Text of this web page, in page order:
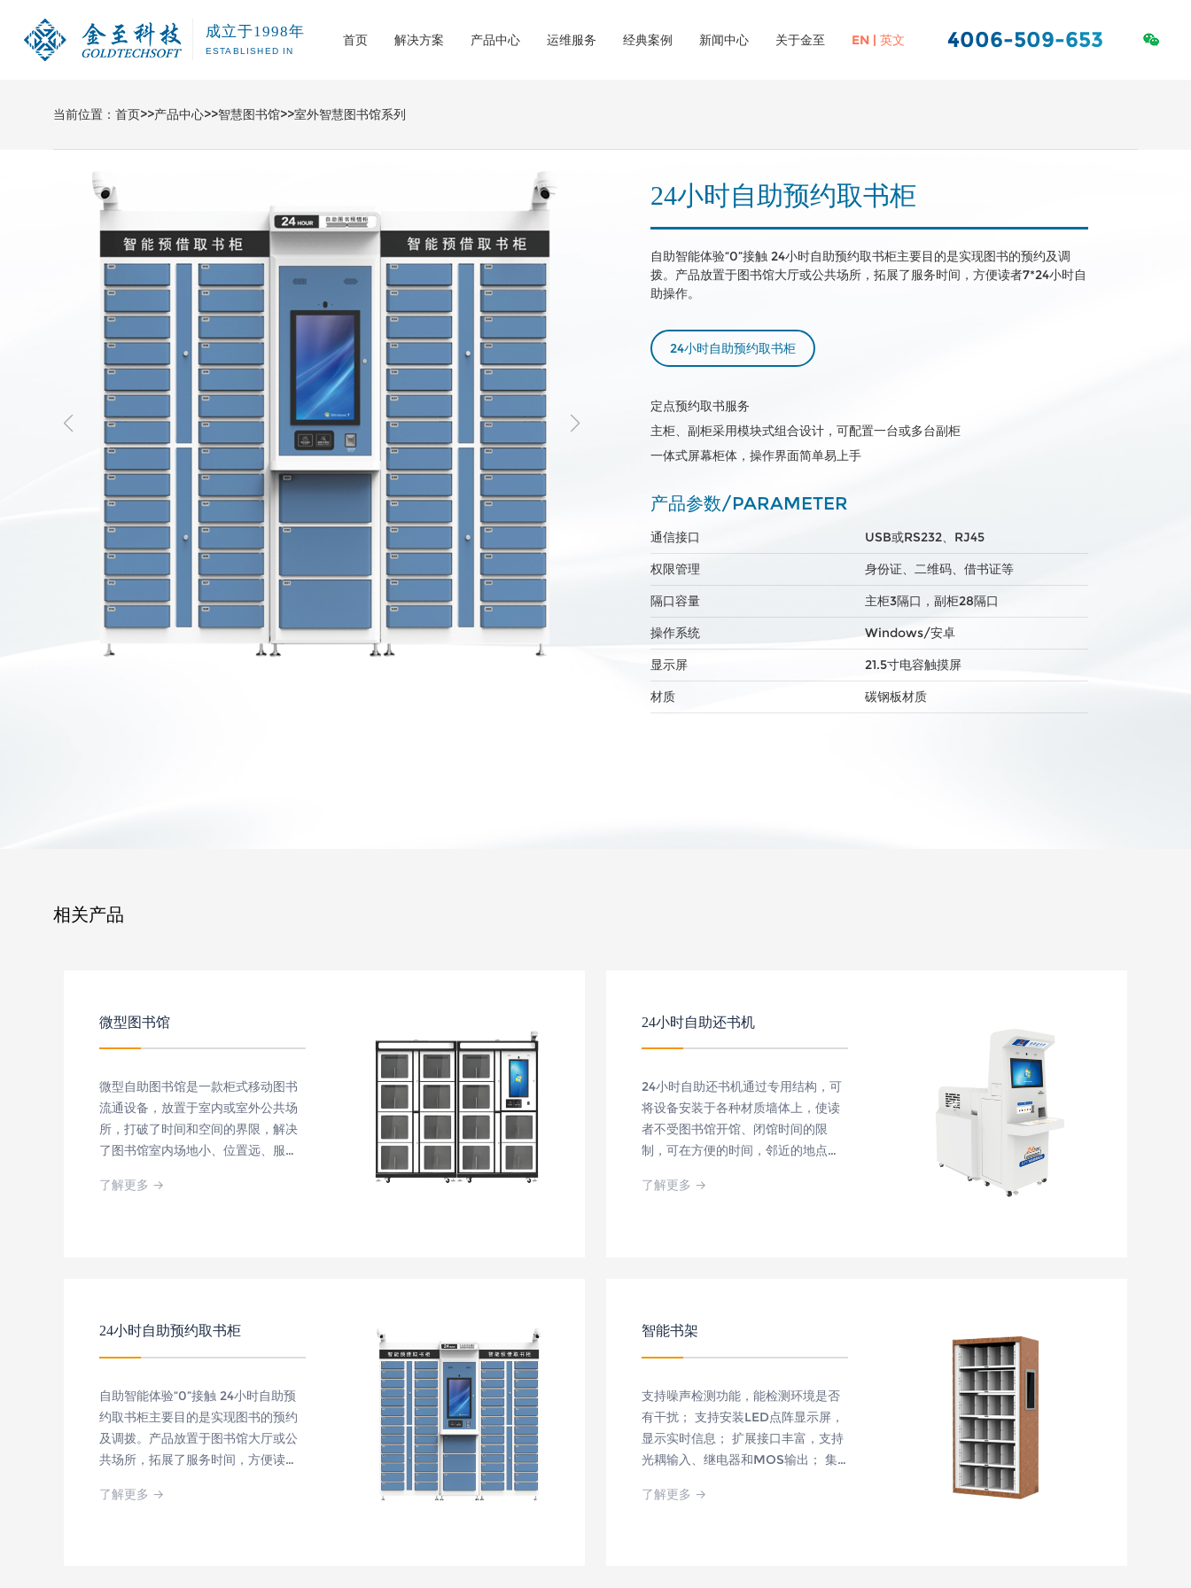
成立于1998年
ESTABLISHED IN
首页 解决方案 产品中心 运维服务 经典案例 新闻中心 关于金至 EN | 英文 4006-509-653
智慧图书馆解决方案 公共图书馆RFID解决方案
城市书房RFID解决方案
智慧图书馆
智慧运维
图书RFID标签/图书加工
图书盘点及分拣系统
图书消杀与门禁系统
室外智慧图书馆系列
图书馆查询导航系列
智能科技&机器人 软件开发&集成 IT运维服务 操作系统&虚拟化
当前位置： 首页>>产品中心>>智慧图书馆>>室外智慧图书馆系列
24小时自助预约取书柜
自助智能体验“0”接触 24小时自助预约取书柜主要目的是实现图书的预约及调
拨。产品放置于图书馆大厅或公共场所，拓展了服务时间，方便读者7*24小时自
助操作。
24小时自助预约取书柜
定点预约取书服务
主柜、副柜采用模块式组合设计，可配置一台或多台副柜
一体式屏幕柜体，操作界面简单易上手
产品参数/PARAMETER
通信接口
USB或RS232、RJ45
权限管理
身份证、二维码、借书证等
隔口容量
主柜3隔口，副柜28隔口
操作系统
Windows/安卓
显示屏
21.5寸电容触摸屏
材质
碳钢板材质
相关产品
微型图书馆
微型自助图书馆是一款柜式移动图书
流通设备，放置于室内或室外公共场
所，打破了时间和空间的界限，解决
了图书馆室内场地小、位置远、服务
24小时自助服务，提升了图书馆的服
了解更多 →
24小时自助还书机
24小时自助还书机通过专用结构，可
将设备安装于各种材质墙体上，使读
者不受图书馆开馆、闭馆时间的限
制，可在方便的时间，邻近的地点快
连接，实现归还图书的自动分拣，降
了解更多 →
24小时自助预约取书柜
自助智能体验“0”接触 24小时自助预
约取书柜主要目的是实现图书的预约
及调拨。产品放置于图书馆大厅或公
共场所，拓展了服务时间，方便读者
了解更多 →
智能书架
支持噪声检测功能，能检测环境是否
有干扰； 支持安装LED点阵显示屏，
显示实时信息； 扩展接口丰富，支持
光耦输入、继电器和MOS输出； 集
搭配RFID阅读器及身份识别设备，实
了解更多 →